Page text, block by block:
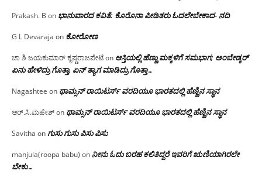
Prakash. B on ಭಾನುವಾರದ ಕವಿತೆ: ಕೊರೊನಾ ಪೀಡಿತರು ಓದಲೇಬೇಕಾದ- ನದಿ
G L Devaraja on ಕೋರೋಣ
ಚಾ ಶಿ ಜಯಕುಮಾರ್ ಕೃಷ್ಣರಾಜಪೇಟೆon ಆಸ್ತಿಯಲ್ಲಿ ಹೆಣ್ಣು ಮಕ್ಕಳಿಗೆ ಸಮಭಾಗ; ಅಂಬೇಡ್ಕರ್
ಏನು ಹೇಳಿದ್ರು ಗೊತ್ತಾ, ಏನ್ ತ್ಯಾಗ ಮಾಡಿದ್ರು ಗೊತ್ತಾ…
Nagashtee on ಥಾಮ್ಸನ್ ರಾಯಿಟರ್ಸ್ ವರದಿಯೂ ಭಾರತದಲ್ಲಿ ಹೆಣ್ಣಿನ ಸ್ಥಾನ‌
ಆರ್.ಸಿ.ಮಹೇಶ್on ಥಾಮ್ಸನ್ ರಾಯಿಟರ್ಸ್ ವರದಿಯೂ ಭಾರತದಲ್ಲಿ ಹೆಣ್ಣಿನ ಸ್ಥಾನ‌
Savitha onಗುಸು ಗುಸು ಪಿಸು ಪಿಸು
manjula(roopa babu) on ನೀನು ಓದು ಬರಹ ಕಲಿತಿದ್ದರೆ ಇವರಿಗೆ ಋಣಿಯಾಗಿರಲೇ
ಬೇಕು…